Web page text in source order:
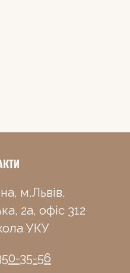
м.Львів,
2а, офіс 312
УКУ
35-56